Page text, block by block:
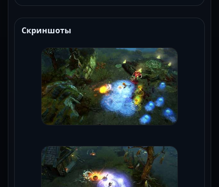
Скриншоты